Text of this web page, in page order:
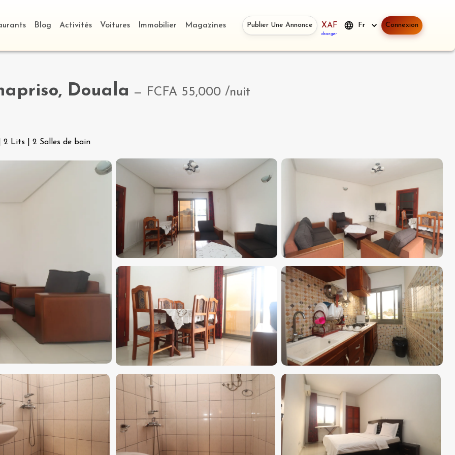
Blog Activités Voitures Immobilier Magazines Publier Une Annonce XAF
changer
Fr Connexion
Douala — FCFA 55,000 /nuit
2 Lits 2 Salles de bain